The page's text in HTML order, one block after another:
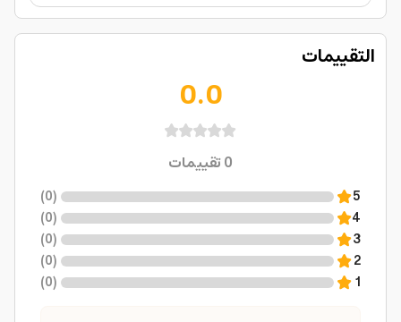
التقييمات
0.0
0تقييمات
5
(
0
)
4
(
0
)
3
(
0
)
2
(
0
)
1
(
0
)